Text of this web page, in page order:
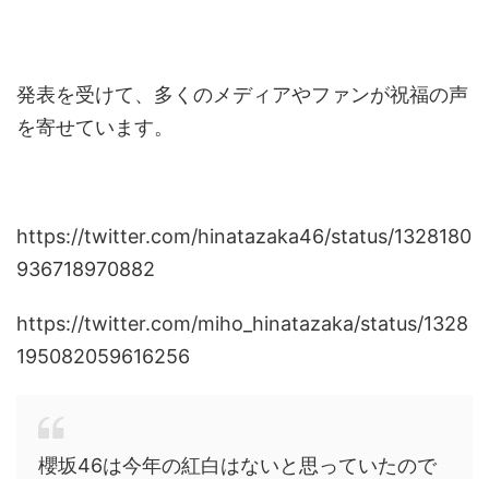
発表を受けて、多くのメディアやファンが祝福の声
を寄せています。
https://twitter.com/hinatazaka46/status/1328180
936718970882
https://twitter.com/miho_hinatazaka/status/1328
195082059616256
櫻坂46は今年の紅白はないと思っていたので